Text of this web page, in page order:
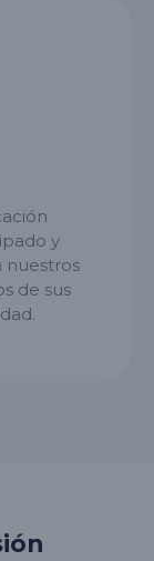
y
nuestros
de sus